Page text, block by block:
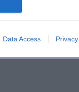
Data Access